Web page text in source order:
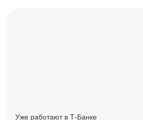
Уже работают в Т-Банке